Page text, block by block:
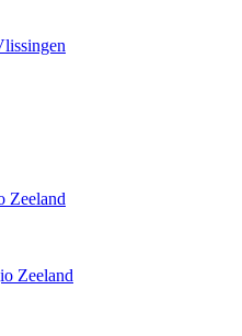
Zeeland
Zeeland